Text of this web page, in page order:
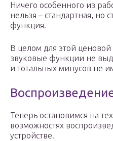
Ничего особенного из
нельзя – стандартная, но
функция.
В целом для этой
звуковые функции не
и тотальных минусов не
Теперь остановимся на
возможностях
устройстве.